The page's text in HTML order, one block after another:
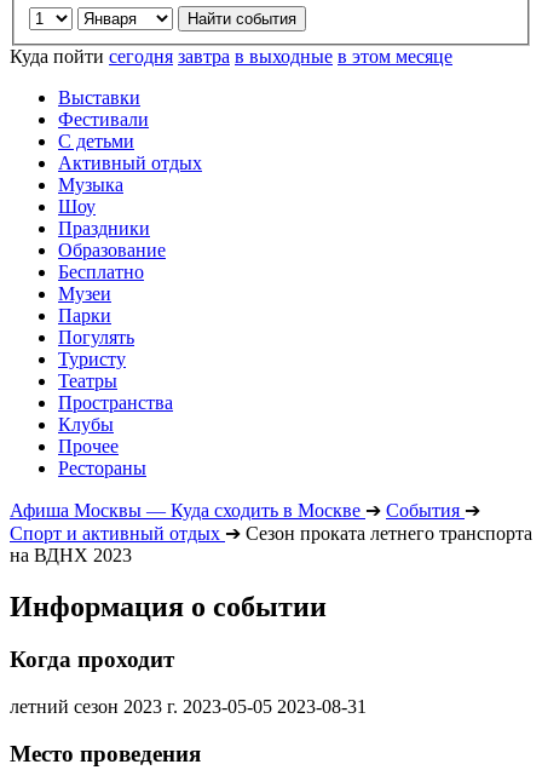
Куда пойти сегодня завтра в выходные в этом месяце
Выставки
Фестивали
С детьми
Активный отдых
Музыка
Шоу
Праздники
Образование
Бесплатно
Музеи
Парки
Погулять
Туристу
Театры
Пространства
Клубы
Прочее
Рестораны
Афиша Москвы — Куда сходить в Москве ➔ События ➔
Спорт и активный отдых ➔ Сезон проката летнего транспорта
на ВДНХ 2023
Информация о событии
Когда проходит
летний сезон 2023 г. 2023-05-05 2023-08-31
Место проведения